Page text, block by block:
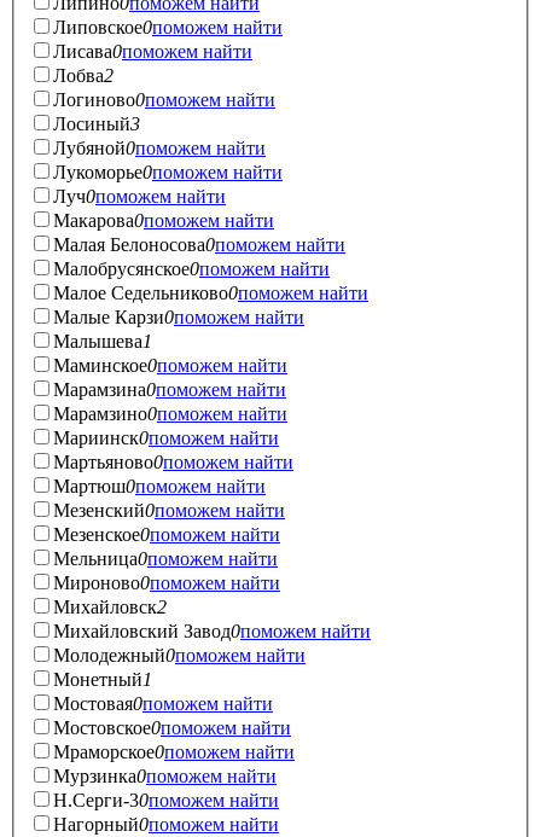
Липовское0поможем найти
Лисава0поможем найти
Лобва2
Логиново0поможем найти
Лосиный3
Лубяной0поможем найти
Лукоморье0поможем найти
Луч0поможем найти
Макарова0поможем найти
Малая Белоносова0поможем найти
Малобрусянское0поможем найти
Малое Седельниково0поможем найти
Малые Карзи0поможем найти
Малышева1
Маминское0поможем найти
Марамзина0поможем найти
Марамзино0поможем найти
Мариинск0поможем найти
Мартьяново0поможем найти
Мартюш0поможем найти
Мезенский0поможем найти
Мезенское0поможем найти
Мельница0поможем найти
Мироново0поможем найти
Михайловск2
Михайловский Завод0поможем найти
Молодежный0поможем найти
Монетный1
Мостовая0поможем найти
Мостовское0поможем найти
Мраморское0поможем найти
Мурзинка0поможем найти
Н.Серги-30поможем найти
Нагорный0поможем найти